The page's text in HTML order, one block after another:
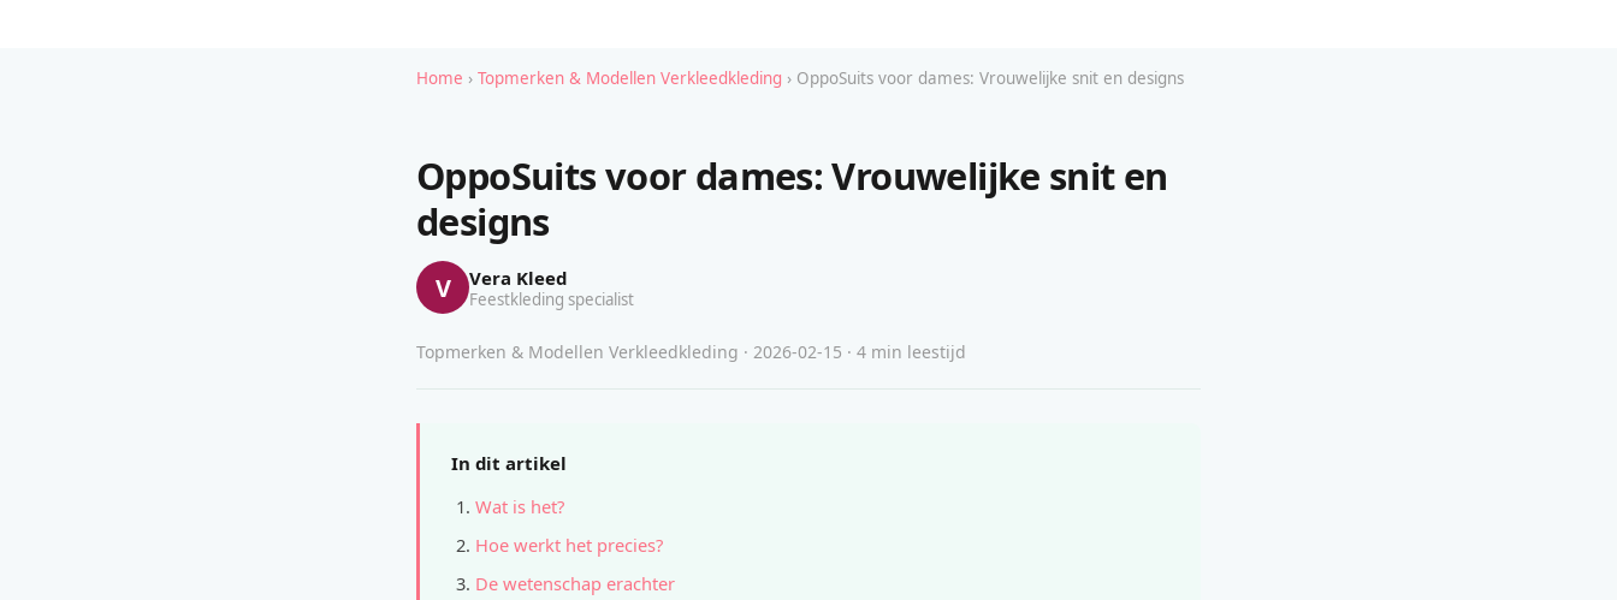
Home › Topmerken & Modellen Verkleedkleding › OppoSuits voor dames: Vrouwelijke snit en designs
OppoSuits voor dames: Vrouwelijke snit en
designs
V Vera Kleed
Feestkleding specialist
Topmerken & Modellen Verkleedkleding · 2026-02-15 · 4 min leestijd
In dit artikel
Wat is het?
Hoe werkt het precies?
De wetenschap erachter